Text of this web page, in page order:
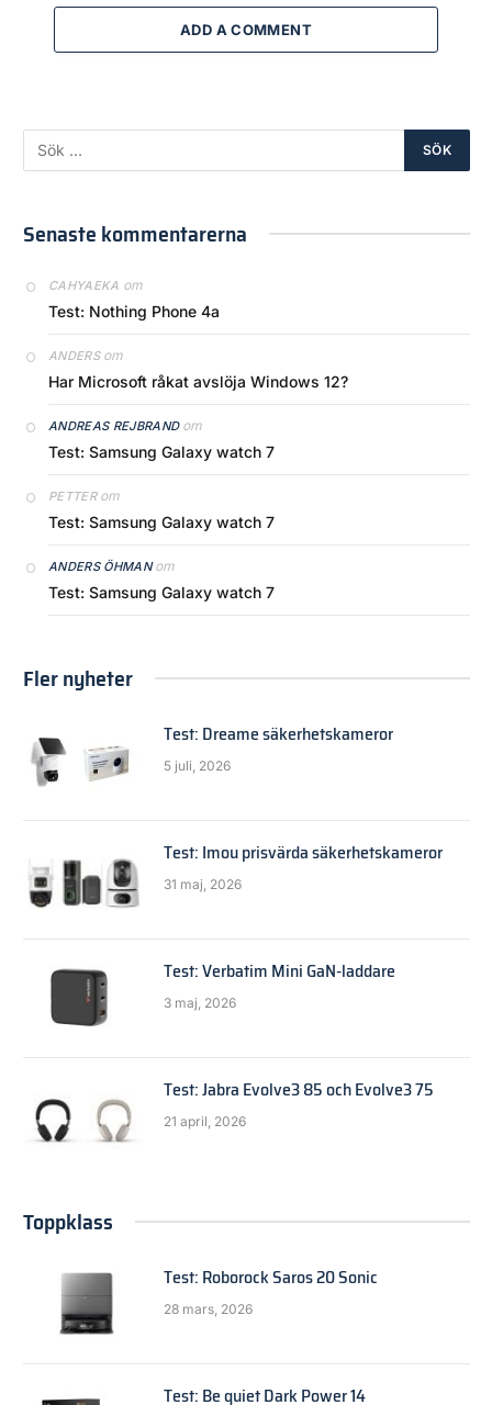
ADD A COMMENT
Senaste kommentarerna
CAHYAEKA om
Test: Nothing Phone 4a
ANDERSom
Har Microsoft råkat avslöja Windows 12?
ANDREAS REJBRANDom
Test: Samsung Galaxy watch 7
PETTERom
Test: Samsung Galaxy watch 7
ANDERS ÖHMANom
Test: Samsung Galaxy watch 7
Fler nyheter
Test: Dreame säkerhetskameror
5 juli, 2026
Test: Imou prisvärda säkerhetskameror
31 maj, 2026
Test: Verbatim Mini GaN-laddare
3 maj, 2026
Test: Jabra Evolve3 85 och Evolve3 75
21 april, 2026
Toppklass
Test: Roborock Saros 20 Sonic
28 mars, 2026
Test: Be quiet Dark Power 14